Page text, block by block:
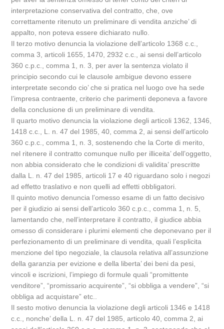
interpretazione conservativa del contratto, che, ove
correttamente ritenuto un preliminare di vendita anziche’ di
appalto, non poteva essere dichiarato nullo.
Il terzo motivo denuncia la violazione dell’articolo 1368 c.c.,
comma 3, articoli 1655, 1470, 2932 c.c., ai sensi dell’articolo
360 c.p.c., comma 1, n. 3, per aver la sentenza violato il
principio secondo cui le clausole ambigue devono essere
interpretate secondo cio’ che si pratica nel luogo ove ha sede
l’impresa contraente, criterio che parimenti deponeva a favore
della conclusione di un preliminare di vendita.
Il quarto motivo denuncia la violazione degli articoli 1362, 1346,
1418 c.c., L. n. 47 del 1985, 40, comma 2, ai sensi dell’articolo
360 c.p.c., comma 1, n. 3, sostenendo che la Corte di merito,
nel ritenere il contratto comunque nullo per illiceita’ dell’oggetto,
non abbia considerato che le condizioni di validita’ prescritte
dalla L. n. 47 del 1985, articoli 17 e 40 riguardano solo i negozi
ad effetto traslativo e non quelli ad effetti obbligatori.
Il quinto motivo denuncia l’omesso esame di un fatto decisivo
per il giudizio ai sensi dell’articolo 360 c.p.c., comma 1, n. 5,
lamentando che, nell’interpretare il contratto, il giudice abbia
omesso di considerare i plurimi elementi che deponevano per il
perfezionamento di un preliminare di vendita, quali l’esplicita
menzione del tipo negoziale, la clausola relativa all’assunzione
della garanzia per evizione e della liberta’ dei beni da pesi,
vincoli e iscrizioni, l’impiego di formule quali “promittente
venditore”, “promissario acquirente”, “si obbliga a vendere”, “si
obbliga ad acquistare” etc..
Il sesto motivo denuncia la violazione degli articoli 1346 e 1418
c.c., nonche’ della L. n. 47 del 1985, articolo 40, comma 2, ai